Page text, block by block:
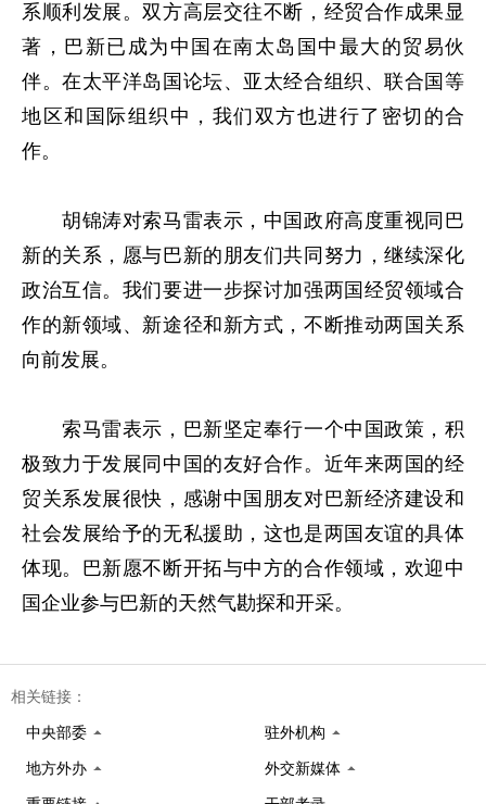
系顺利发展。双方高层交往不断，经贸合作成果显
著，巴新已成为中国在南太岛国中最大的贸易伙
伴。在太平洋岛国论坛、亚太经合组织、联合国等
地区和国际组织中，我们双方也进行了密切的合
作。
胡锦涛对索马雷表示，中国政府高度重视同巴
新的关系，愿与巴新的朋友们共同努力，继续深化
政治互信。我们要进一步探讨加强两国经贸领域合
作的新领域、新途径和新方式，不断推动两国关系
向前发展。
索马雷表示，巴新坚定奉行一个中国政策，积
极致力于发展同中国的友好合作。近年来两国的经
贸关系发展很快，感谢中国朋友对巴新经济建设和
社会发展给予的无私援助，这也是两国友谊的具体
体现。巴新愿不断开拓与中方的合作领域，欢迎中
国企业参与巴新的天然气勘探和开采。
相关链接：
中央部委 驻外机构
地方外办 外交新媒体